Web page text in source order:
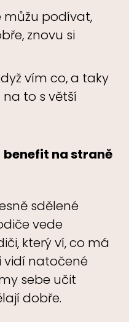
můžu podívat,
znovu si
vím co, a taky
na to s větší
benefit na straně
sdělené
vede
který ví, co má
vidí natočené
sebe učit
dobře.